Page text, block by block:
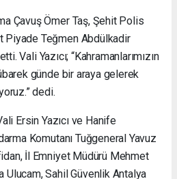
Çavuş Ömer Taş, Şehit Polis
Piyade Teğmen Abdülkadir
Vali Yazıcı; “Kahramanlarımızın
günde bir araya gelerek
dedi.
Ersin Yazıcı ve Hanife
Komutanı Tuğgeneral Yavuz
İl Emniyet Müdürü Mehmet
Ulucam, Sahil Güvenlik Antalya